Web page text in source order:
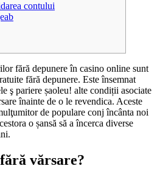
contului
fără depunere în casino online sunt
fără depunere. Este însemnat
ş pariere șaoleu! alte condiții asociate
înainte de o le revendica. Aceste
de populare conj încânta noi
o șansă să a încerca diverse
vărsare?